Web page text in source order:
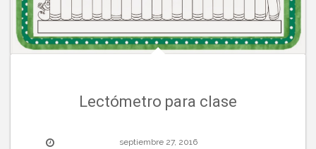
Lectómetro para clase
septiembre 27, 2016